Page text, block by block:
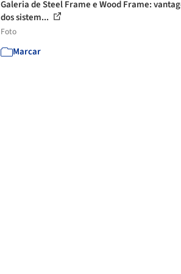
Galeria de Steel Frame e Wood Frame:
dos sistem...
Foto
Marcar